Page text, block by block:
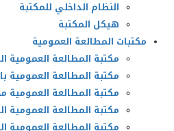
النظام الداخلي للمكتبة
هيكل المكتبة
مكتبات المطالعة العمومية
مكتبة المطالعة العمومية
مكتبة المطالعة
مكتبة المطالعة العمومية
مكتبة المطالعة
مكتبة المطالعة